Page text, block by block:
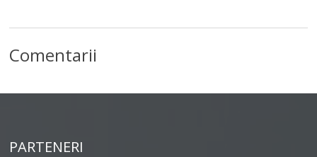
Comentarii
PARTENERI